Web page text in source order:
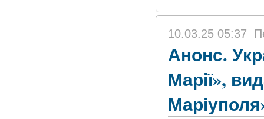
10.03.25 05:37
Анонс.
Марії»,